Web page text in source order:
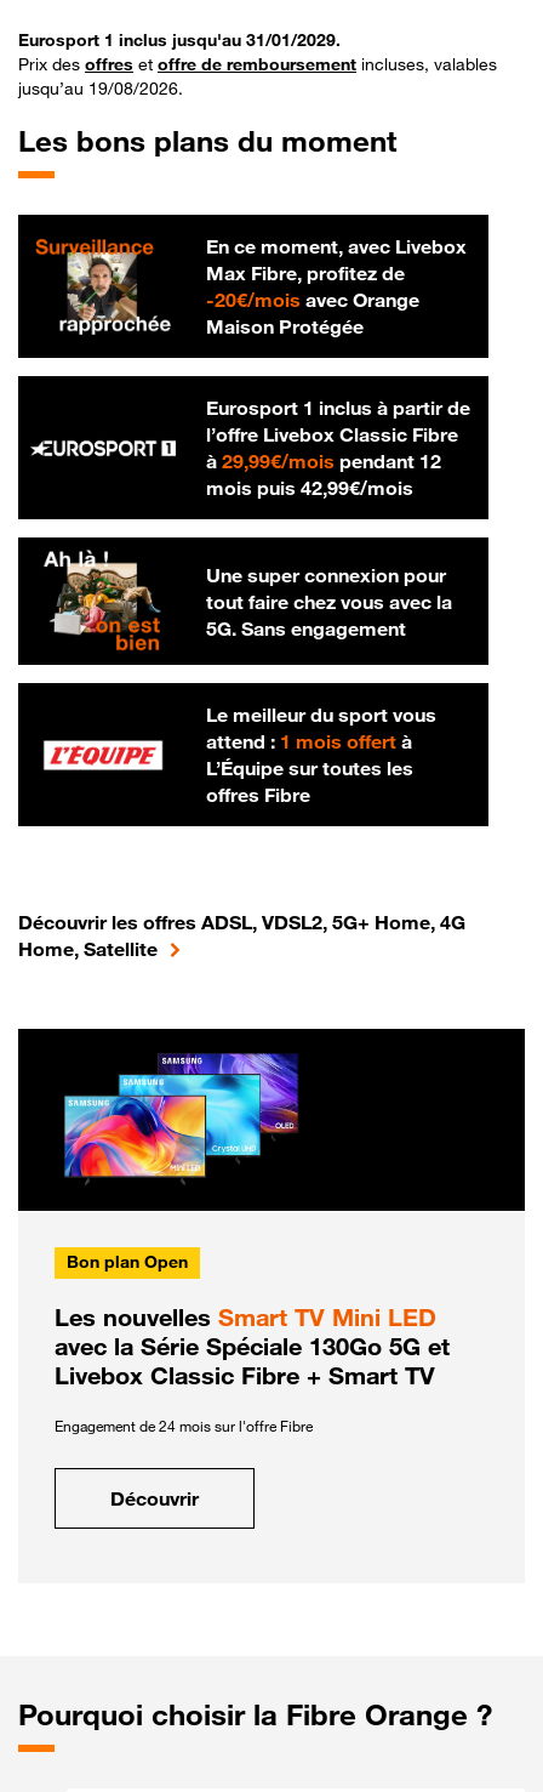
Eurosport 1 inclus jusqu'au 31/01/2029.
Prix des offres et offre de remboursement incluses, valables
jusqu’au 19/08/2026.
Les bons plans du moment
En ce moment, avec Livebox
Max Fibre, profitez de
-20€/mois20 € par mois
avec Orange
Maison Protégée
Eurosport 1 inclus à partir de
l’offre Livebox Classic Fibre
à 29,99€/mois29,99 € par mois
pendant 12
mois puis 42,99€/mois42,99 € par
Une super connexion pour
tout faire chez vous avec la
5G. Sans engagement
Le meilleur du sport vous
attend : 1 mois offertà
L’Équipe sur toutes les
offres Fibre
Découvrir les offres ADSL, VDSL2, 5G+ Home, 4G
Home, Satellite
Bon plan Open
Les nouvelles Smart TV Mini LED
avec la Série Spéciale 130Go 5G et
Livebox Classic Fibre + Smart TV
Engagement de 24 mois sur l'offre Fibre
Découvrir
Pourquoi choisir la Fibre Orange ?